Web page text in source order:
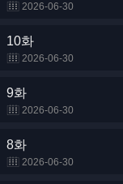
2026-06-30
10화
2026-06-30
9화
2026-06-30
8화
2026-06-30